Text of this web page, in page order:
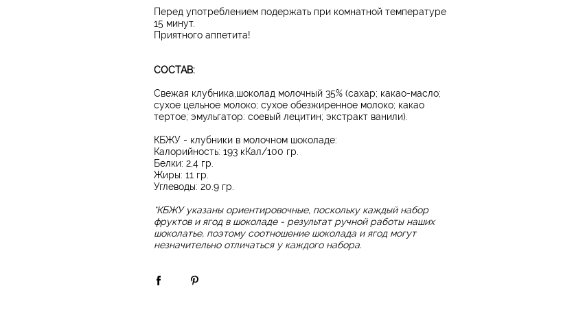
Перед употреблением подержать при комнатной температуре
15 минут.
​Приятного аппетита!
СОСТАВ:
Свежая клубника,шоколад молочный 35% (сахар; какао-масло;
сухое цельное молоко; сухое обезжиренное молоко; какао
тертое; эмульгатор: соевый лецитин; экстракт ванили).
КБЖУ - клубники в молочном шоколаде:
Калорийность: 193 кКал/100 гр.
Белки: 2,4 гр.
Жиры: 11 гр.
Углеводы: 20.9 гр.
*КБЖУ указаны ориентировочные, поскольку каждый набор
фруктов и ягод в шоколаде - результат ручной работы наших
шоколатье, поэтому соотношение шоколада и ягод могут
незначительно отличаться у каждого набора.